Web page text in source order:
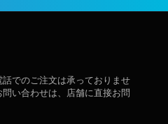
でのご注文は承っておりませ
い合わせは、店舗に直接お問